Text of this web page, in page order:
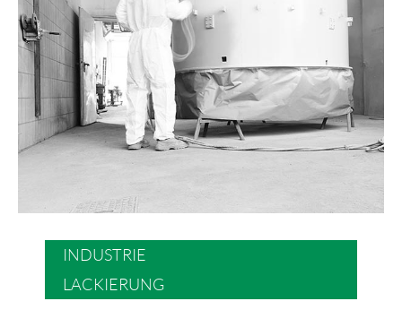
INDUSTRIE
LACKIERUNG